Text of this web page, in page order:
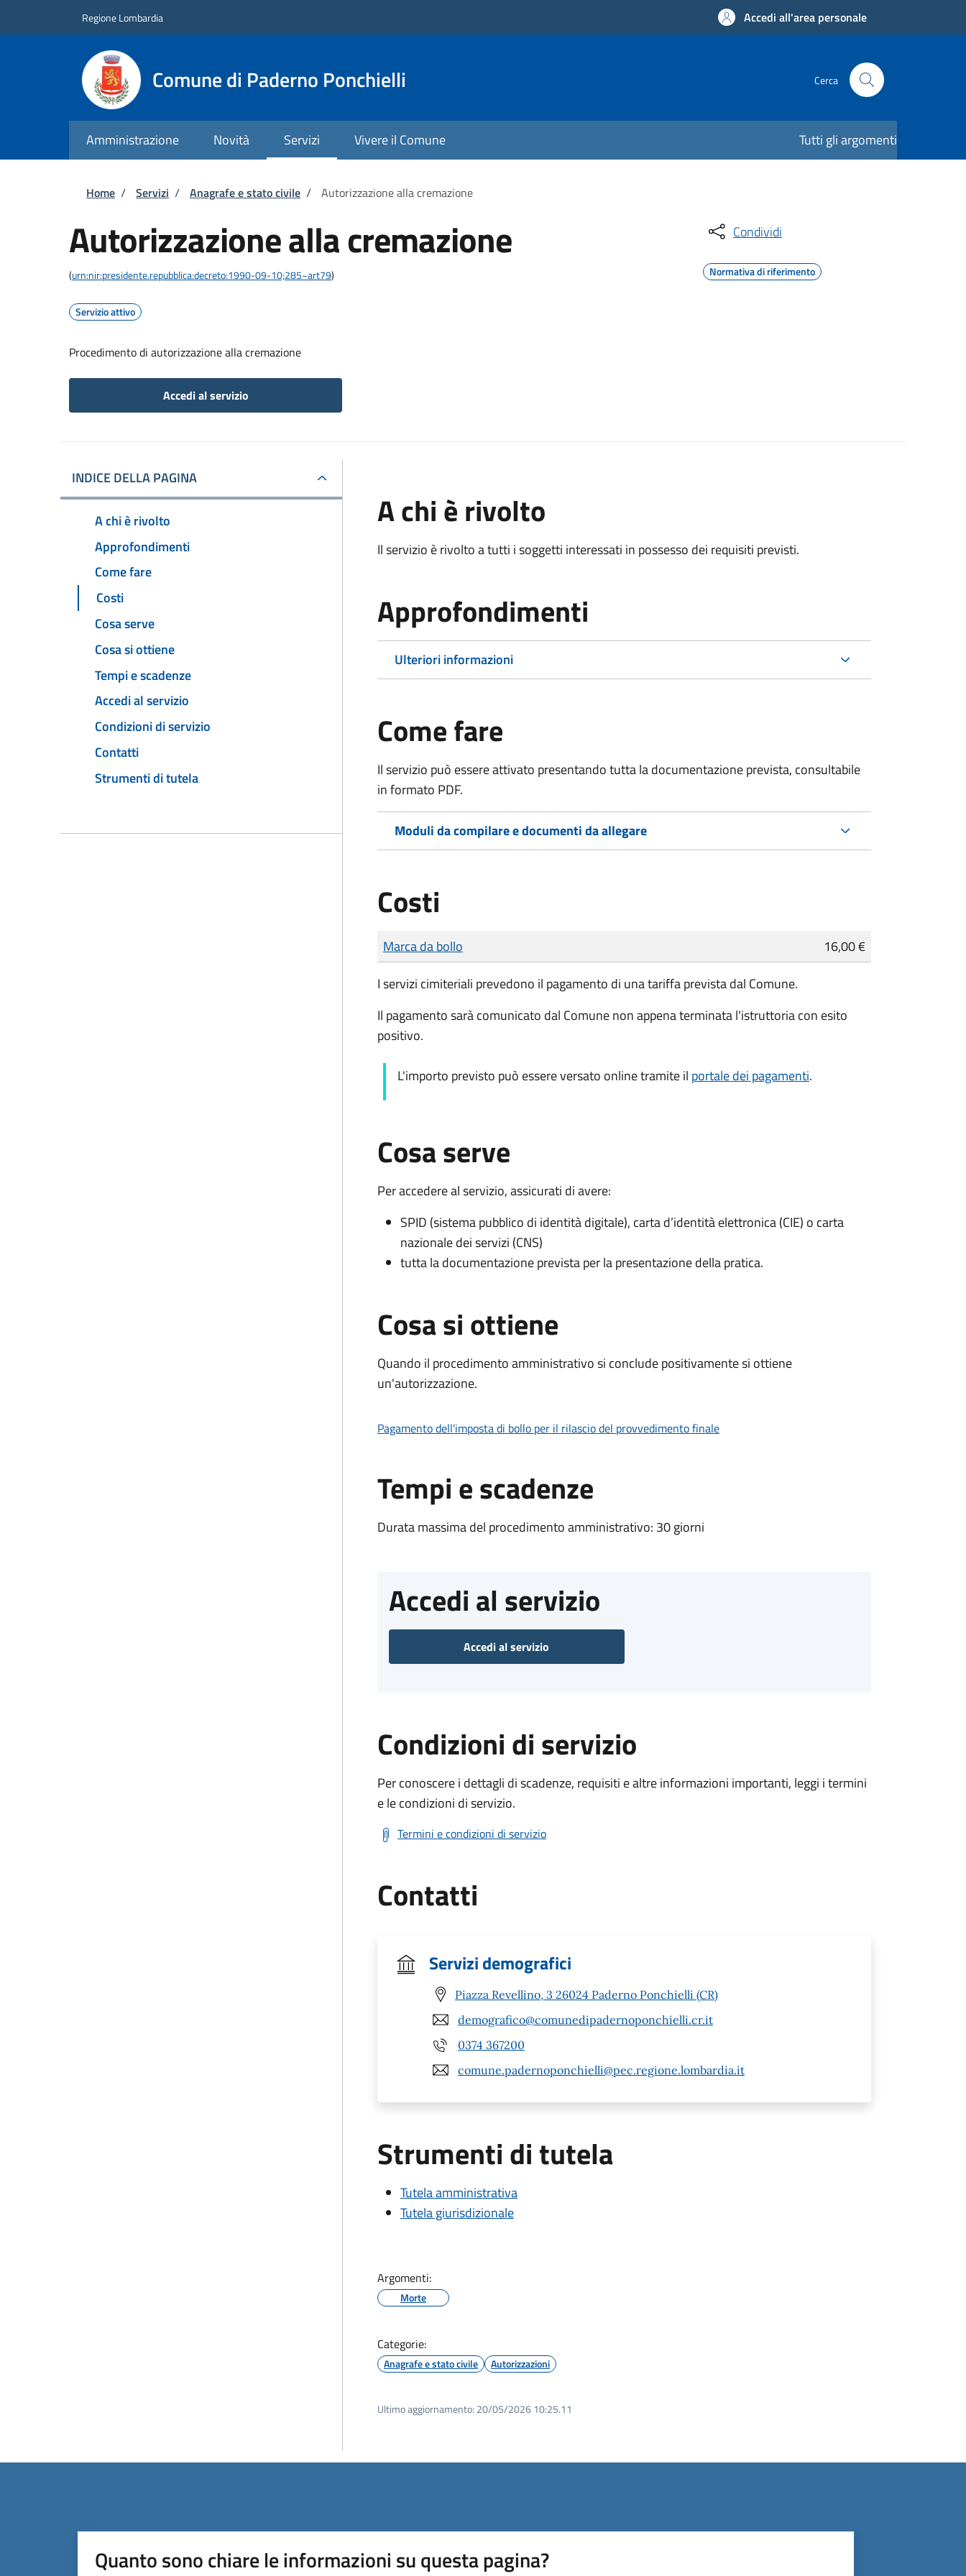
Regione Lombardia Accedi all'area personale
Comune di Paderno Ponchielli Cerca
Amministrazione Novità Servizi Vivere il Comune Tutti gli argomenti
Briciole di pane
Home / Servizi / Anagrafe e stato civile / Autorizzazione alla cremazione
Autorizzazione alla cremazione
(urn:nir:presidente.repubblica:decreto:1990-09-10;285~art79)
Servizio attivo
Procedimento di autorizzazione alla cremazione
Accedi al servizio
Condividi
Normativa di riferimento
INDICE DELLA PAGINA
A chi è rivolto
Approfondimenti
Come fare
Costi
Cosa serve
Cosa si ottiene
Tempi e scadenze
Accedi al servizio
Condizioni di servizio
Contatti
Strumenti di tutela
A chi è rivolto
Il servizio è rivolto a tutti i soggetti interessati in possesso dei requisiti previsti.
Approfondimenti
Ulteriori informazioni
Come fare
Il servizio può essere attivato presentando tutta la documentazione prevista, consultabile
in formato PDF.
Moduli da compilare e documenti da allegare
Costi
Tipo di pagamento
Importo
Marca da bollo
16,00 €
I servizi cimiteriali prevedono il pagamento di una tariffa prevista dal Comune.
Il pagamento sarà comunicato dal Comune non appena terminata l'istruttoria con esito
positivo.
L'importo previsto può essere versato online tramite il portale dei pagamenti.
Cosa serve
Per accedere al servizio, assicurati di avere:
SPID (sistema pubblico di identità digitale), carta d’identità elettronica (CIE) o carta
nazionale dei servizi (CNS)
tutta la documentazione prevista per la presentazione della pratica.
Cosa si ottiene
Quando il procedimento amministrativo si conclude positivamente si ottiene
un'autorizzazione.
Pagamento dell'imposta di bollo per il rilascio del provvedimento finale
Tempi e scadenze
Durata massima del procedimento amministrativo: 30 giorni
Accedi al servizio
Accedi al servizio
Condizioni di servizio
Per conoscere i dettagli di scadenze, requisiti e altre informazioni importanti, leggi i termini
e le condizioni di servizio.
Termini e condizioni di servizio
Contatti
Servizi demografici
Piazza Revellino, 3 26024 Paderno Ponchielli (CR)
demografico@comunedipadernoponchielli.cr.it
0374 367200
comune.padernoponchielli@pec.regione.lombardia.it
Strumenti di tutela
Tutela amministrativa
Tutela giurisdizionale
Argomenti:
Morte
Categorie:
Anagrafe e stato civile Autorizzazioni
Ultimo aggiornamento: 20/05/2026 10:25.11
Quanto sono chiare le informazioni su questa pagina?